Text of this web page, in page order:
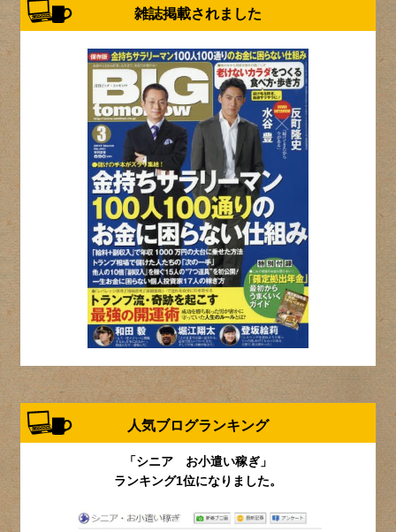
雑誌掲載されました
人気ブログランキング
「シニア お小遣い稼ぎ」
ランキング1位になりました。